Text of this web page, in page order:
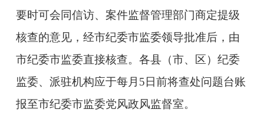
要时可会同信访、案件监督管理部门商定提级
核查的意见，经市纪委市监委领导批准后，由
市纪委市监委直接核查。各县（市、区）纪委
监委、派驻机构应于每月5日前将查处问题台账
报至市纪委市监委党风政风监督室。